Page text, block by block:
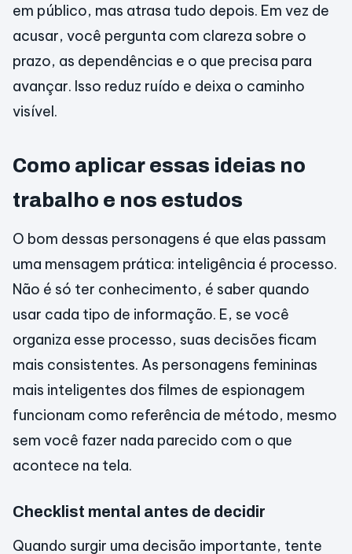
em público, mas atrasa tudo depois. Em vez de
acusar, você pergunta com clareza sobre o
prazo, as dependências e o que precisa para
avançar. Isso reduz ruído e deixa o caminho
visível.
Como aplicar essas ideias no
trabalho e nos estudos
O bom dessas personagens é que elas passam
uma mensagem prática: inteligência é processo.
Não é só ter conhecimento, é saber quando
usar cada tipo de informação. E, se você
organiza esse processo, suas decisões ficam
mais consistentes. As personagens femininas
mais inteligentes dos filmes de espionagem
funcionam como referência de método, mesmo
sem você fazer nada parecido com o que
acontece na tela.
Checklist mental antes de decidir
Quando surgir uma decisão importante, tente